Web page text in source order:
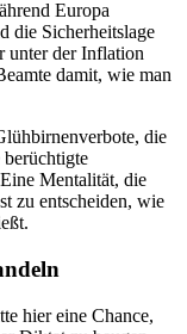
Europa
die Sicherheitslage
unter der Inflation
damit, wie man
die
berüchtigte
Mentalität, die
zu entscheiden, wie
hier eine Chance,